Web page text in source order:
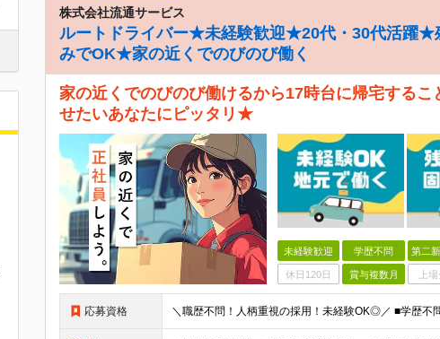
株式会社流通サービス
ルートドライバー★未経験歓迎★20代・30代活躍★
みでOK★家の近くでのびのび働く
家の近くでのびのび働けるから17時台に帰宅する
せたいあなたにピッタリ★
未経験歓迎 学歴不問 第二
休日120日 賞与複数月 上
応募資格